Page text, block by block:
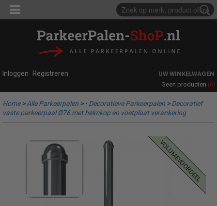
Inloggen Registreren
UW WINKELWAGEN
Geen producten (0)
Home>Alle Parkeerpalen > • Decoratieve Parkeerpalen >Decoratief
vaste parkeerpaal Ø76 met helmkop en voetplaat verankering
volumevoordeel